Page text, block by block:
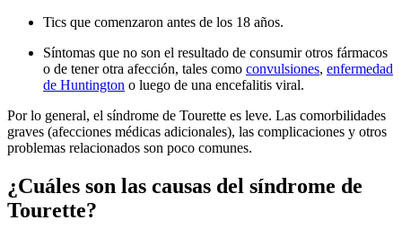
Tics que comenzaron antes de los 18 años.
Síntomas que no son el resultado de consumir otros fármacos
o de tener otra afección, tales como convulsiones, enfermedad
de Huntington o luego de una encefalitis viral.
Por lo general, el síndrome de Tourette es leve. Las comorbilidades
graves (afecciones médicas adicionales), las complicaciones y otros
problemas relacionados son poco comunes.
¿Cuáles son las causas del síndrome de
Tourette?